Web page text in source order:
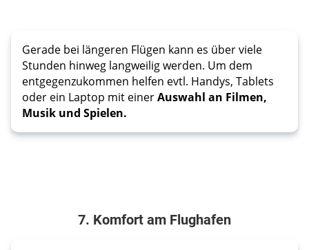
Gerade bei längeren Flügen kann es über viele
Stunden hinweg langweilig werden. Um dem
entgegenzukommen helfen evtl. Handys, Tablets
oder ein Laptop mit einerAuswahl an Filmen,
Musik und Spielen.
7. Komfort am Flughafen